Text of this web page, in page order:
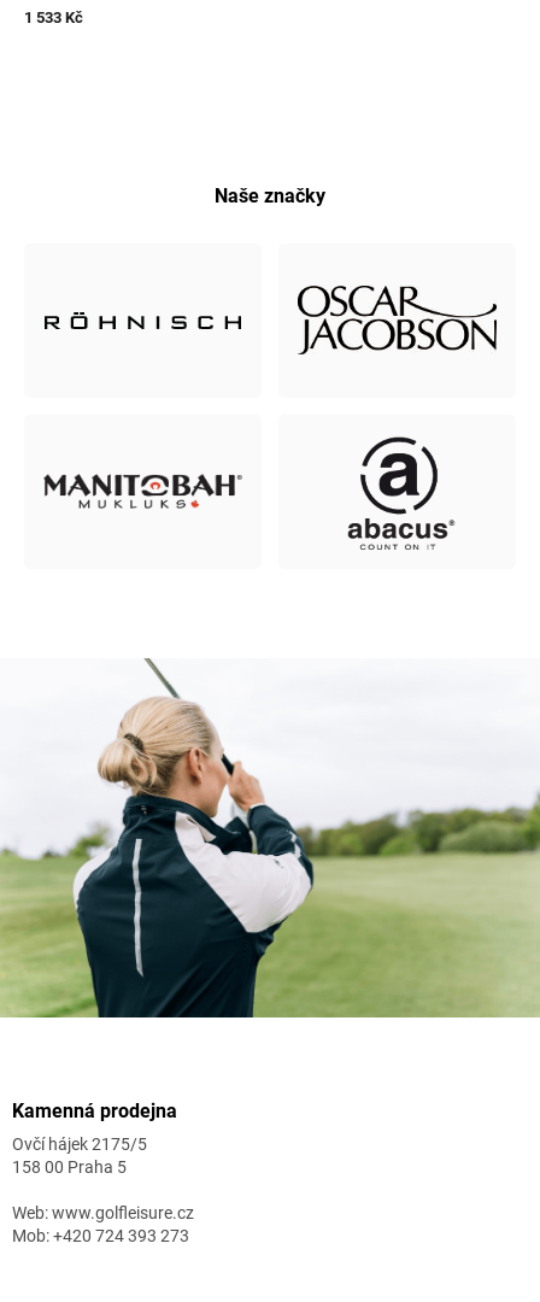
1 533 Kč
Naše značky
Kamenná prodejna
Ovčí hájek 2175/5
158 00 Praha 5
Web: www.golfleisure.cz
Mob: +420 724 393 273